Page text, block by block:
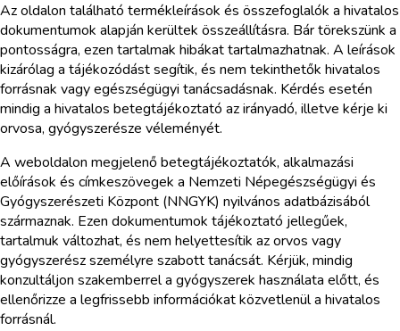
Az oldalon található termékleírások és összefoglalók a hivatalos
dokumentumok alapján kerültek összeállításra. Bár törekszünk a
pontosságra, ezen tartalmak hibákat tartalmazhatnak. A leírások
kizárólag a tájékozódást segítik, és nem tekinthetők hivatalos
forrásnak vagy egészségügyi tanácsadásnak. Kérdés esetén
mindig a hivatalos betegtájékoztató az irányadó, illetve kérje ki
orvosa, gyógyszerésze véleményét.
A weboldalon megjelenő betegtájékoztatók, alkalmazási
előírások és címkeszövegek a Nemzeti Népegészségügyi és
Gyógyszerészeti Központ (NNGYK) nyilvános adatbázisából
származnak. Ezen dokumentumok tájékoztató jellegűek,
tartalmuk változhat, és nem helyettesítik az orvos vagy
gyógyszerész személyre szabott tanácsát. Kérjük, mindig
konzultáljon szakemberrel a gyógyszerek használata előtt, és
ellenőrizze a legfrissebb információkat közvetlenül a hivatalos
forrásnál.